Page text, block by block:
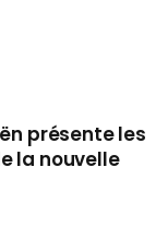
présente les
la nouvelle